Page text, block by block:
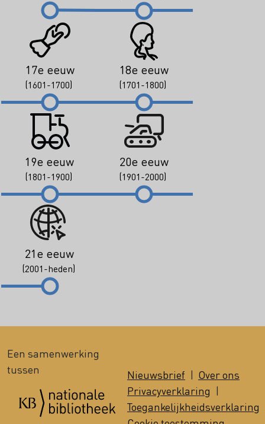
17e eeuw
(1601-1700)
18e eeuw
(1701-1800)
19e eeuw
(1801-1900)
20e eeuw
(1901-2000)
21e eeuw
(2001-heden)
Een samenwerking
tussen
Nieuwsbrief | Over ons
Privacyverklaring |
Toegankelijkheidsverklaring